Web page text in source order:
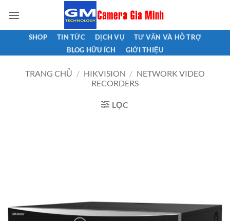
qua
nội
SHOP TIN TỨC DỊCH VỤ
TƯ VẤN VÀ HỖ TRỢ
BLOG HỮU ÍCH
GIỚI THIỆU
TRANG CHỦ / HIKVISION / NETWORK VIDEO
RECORDERS
LỌC